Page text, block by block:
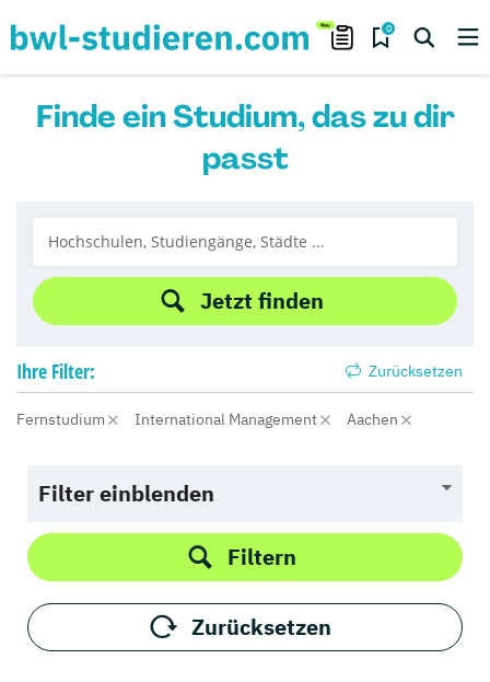
0
Finde ein Studium, das zu dir
passt
Jetzt finden
Ihre Filter: Zurücksetzen
Fernstudium International Management Aachen
Filter einblenden
Filtern
Zurücksetzen